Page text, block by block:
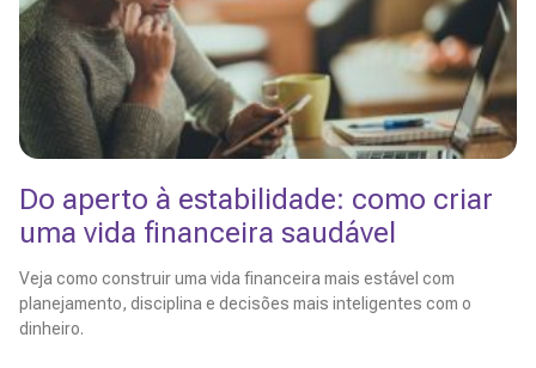
Do aperto à estabilidade: como criar
uma vida financeira saudável
Veja como construir uma vida financeira mais estável com
planejamento, disciplina e decisões mais inteligentes com o
dinheiro.